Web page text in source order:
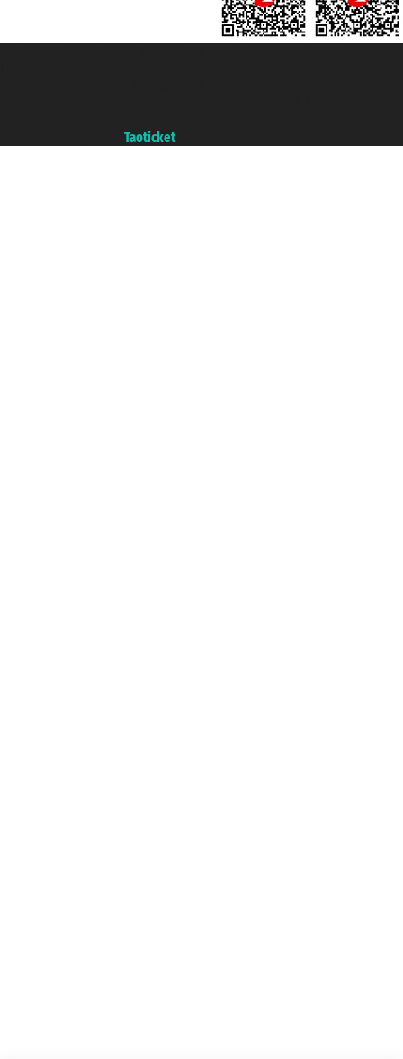
Taoticket